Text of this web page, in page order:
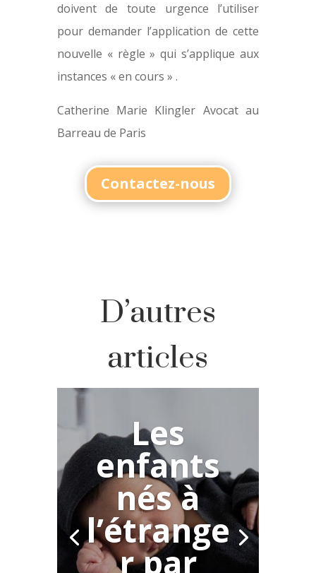
doivent de toute urgence l’utiliser
pour demander l’application de cette
nouvelle « règle » qui s’applique aux
instances « en cours » .
Catherine Marie Klingler Avocat au
Barreau de Paris
Contactez-nous
D’autres
articles
Les
enfants
nés à
l’étrange
r par